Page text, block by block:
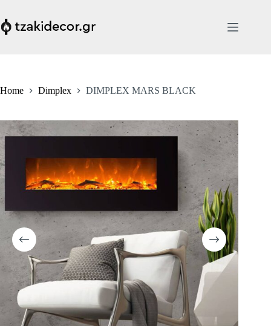
content
Home Dimplex DIMPLEX MARS BLACK